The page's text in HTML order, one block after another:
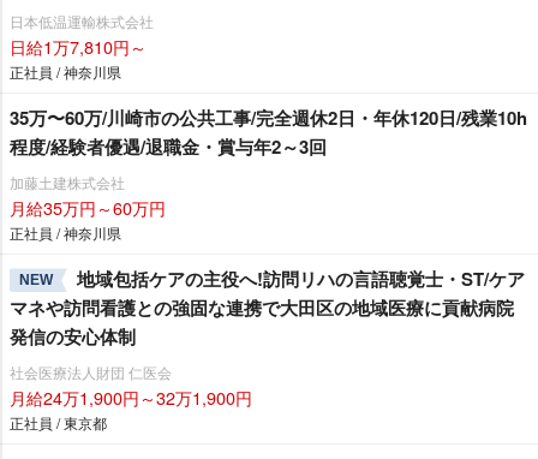
日本低温運輸株式会社
日給1万7,810円～
正社員 / 神奈川県
35万〜60万/川崎市の公共工事/完全週休2日・年休120日/残業10h
程度/経験者優遇/退職金・賞与年2～3回
加藤土建株式会社
月給35万円～60万円
正社員 / 神奈川県
NEW
地域包括ケアの主役へ!訪問リハの言語聴覚士・ST/ケア
マネや訪問看護との強固な連携で大田区の地域医療に貢献病院
発信の安心体制
社会医療法人財団 仁医会
月給24万1,900円～32万1,900円
正社員 / 東京都